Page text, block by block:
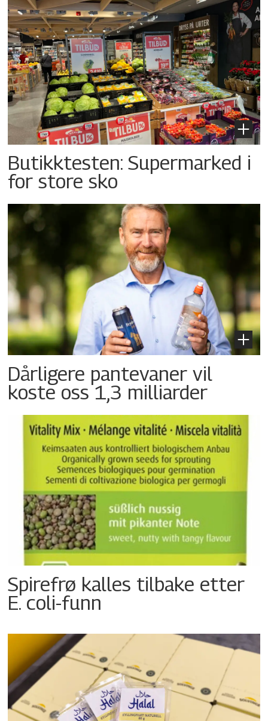
Butikktesten: Supermarked i
for store sko
Dårligere pantevaner vil
koste oss 1,3 milliarder
Spirefrø kalles tilbake etter
E. coli-funn